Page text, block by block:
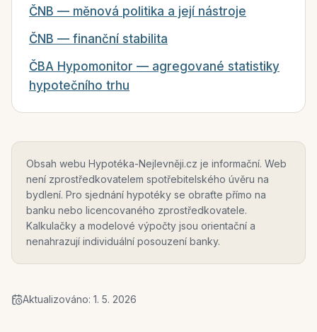
ČNB — měnová politika a její nástroje
ČNB — finanční stabilita
ČBA Hypomonitor — agregované statistiky
hypotečního trhu
Obsah webu Hypotéka-Nejlevněji.cz je informační. Web
není zprostředkovatelem spotřebitelského úvěru na
bydlení. Pro sjednání hypotéky se obraťte přímo na
banku nebo licencovaného zprostředkovatele.
Kalkulačky a modelové výpočty jsou orientační a
nenahrazují individuální posouzení banky.
Aktualizováno: 1. 5. 2026